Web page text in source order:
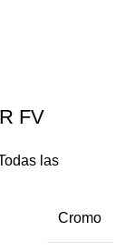
FV
las
Cromo